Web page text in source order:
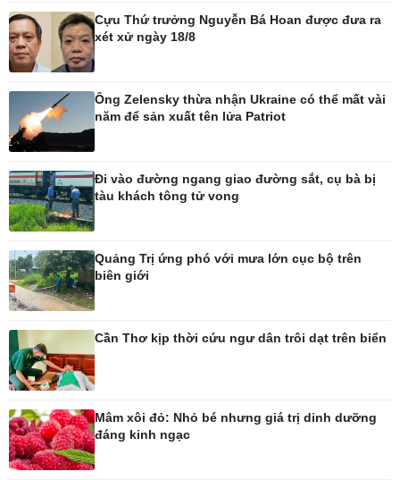
Pháp luật
Vụ án
Tin nóng
Tư vấn luật
Bóng đá Việt Nam
Thế giới thể thao
Ô tô - Xe máy
Tư vấn
Doanh nghiệp 24h
Cựu Thứ trưởng Nguyễn Bá Hoan được đưa ra
xét xử ngày 18/8
Ông Zelensky thừa nhận Ukraine có thể mất vài
năm để sản xuất tên lửa Patriot
Đi vào đường ngang giao đường sắt, cụ bà bị
tàu khách tông tử vong
Quảng Trị ứng phó với mưa lớn cục bộ trên
biên giới
Cần Thơ kịp thời cứu ngư dân trôi dạt trên biển
Mâm xôi đỏ: Nhỏ bé nhưng giá trị dinh dưỡng
đáng kinh ngạc